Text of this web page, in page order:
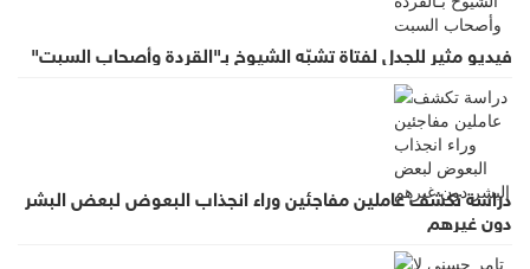
فيديو مثير للجدل لفتاة تشبّه الشيوخ بـ"القردة وأصحاب السبت"
دراسة تكشف عاملين مفاجئين وراء انجذاب البعوض لبعض البشر
دون غيرهم